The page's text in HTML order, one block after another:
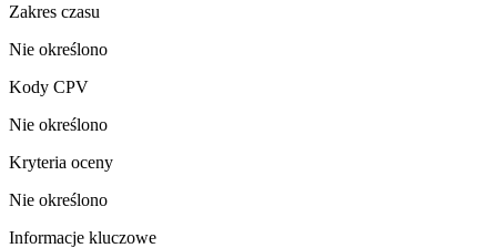
Zakres czasu
Nie określono
Kody CPV
Nie określono
Kryteria oceny
Nie określono
Informacje kluczowe